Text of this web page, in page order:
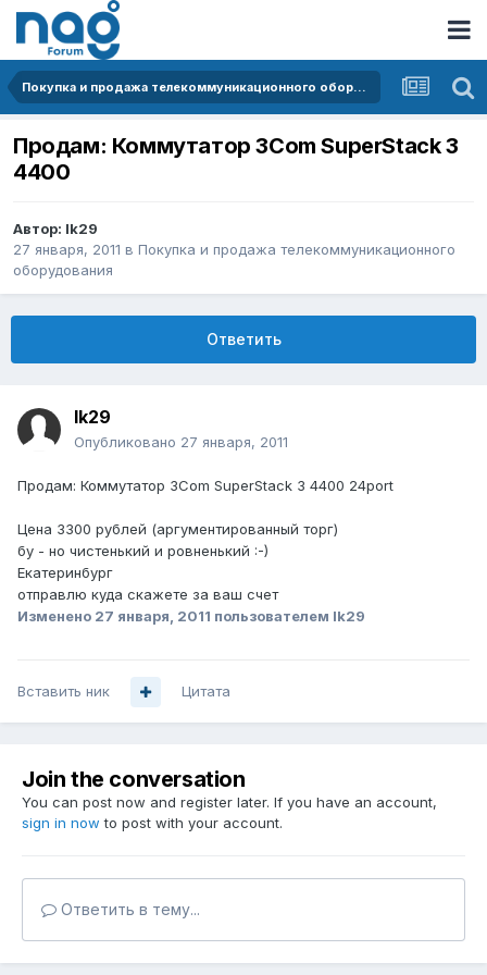
Покупка и продажа телекоммуникационного оборудования
Продам: Коммутатор 3Сom SuperStack 3
4400
Автор: lk29
27 января, 2011 в Покупка и продажа телекоммуникационного
оборудования
Ответить
lk29
Опубликовано 27 января, 2011
Продам: Коммутатор 3Сom SuperStack 3 4400 24port
Цена 3300 рублей (аргументированный торг)
бу - но чистенький и ровненький :-)
Екатеринбург
отправлю куда скажете за ваш счет
Изменено 27 января, 2011 пользователем lk29
Вставить ник Цитата
Join the conversation
You can post now and register later. If you have an account,
sign in now to post with your account.
Ответить в тему...